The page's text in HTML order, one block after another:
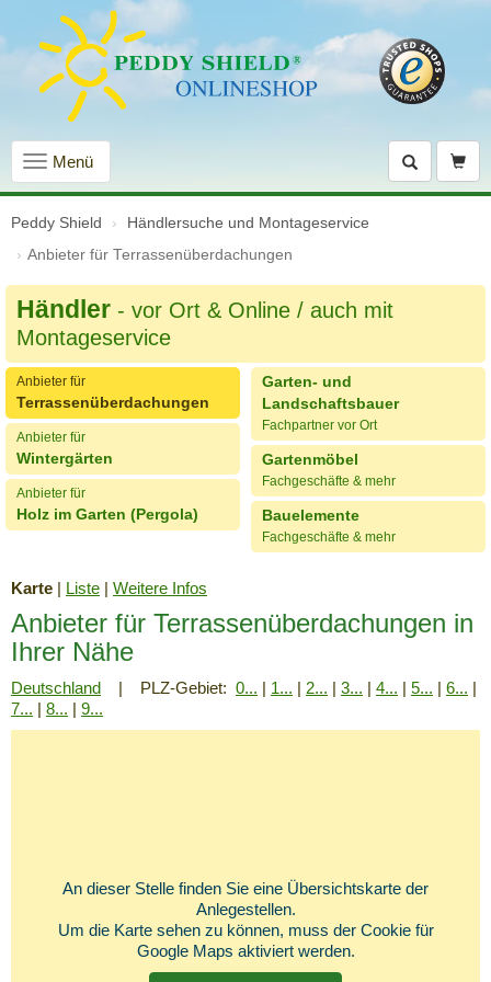
Navigation
einblenden
Menü
Peddy Shield
Händlersuche und Montageservice
Anbieter für Terrassenüberdachungen
Händler - vor Ort & Online / auch mit
Montageservice
Anbieter für
Terrassenüberdachungen
Anbieter für
Wintergärten
Anbieter für
Holz im Garten (Pergola)
Garten- und
Landschaftsbauer
Fachpartner vor Ort
Gartenmöbel
Fachgeschäfte & mehr
Bauelemente
Fachgeschäfte & mehr
Karte | Liste | Weitere Infos
Anbieter für Terrassenüberdachungen in
Ihrer Nähe
Deutschland | PLZ-Gebiet: 0... | 1... | 2... | 3... | 4... | 5... | 6... |
7... | 8... | 9...
An dieser Stelle finden Sie eine Übersichtskarte der
Anlegestellen.
Um die Karte sehen zu können, muss der Cookie für
Google Maps aktiviert werden.